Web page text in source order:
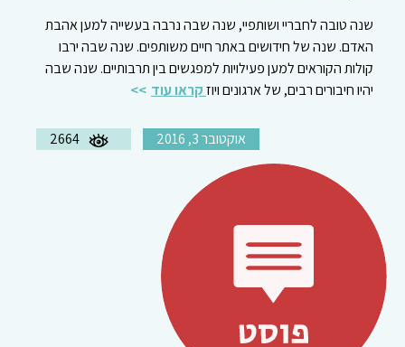
שנה טובה לחבריי ושותפיי, שנה שבה נרבה בעשייה למען אהבת
האדם. שנה של חידושים באתר חיים משותפים. שנה שבה ירבו
קולות הקוראים למען פעילויות למפגשים בין תרבותיים. שנה שבה
יהיו חיבורים רבים, של ארגונים ויוזקראו עוד
אוקטובר 3, 2016 2664